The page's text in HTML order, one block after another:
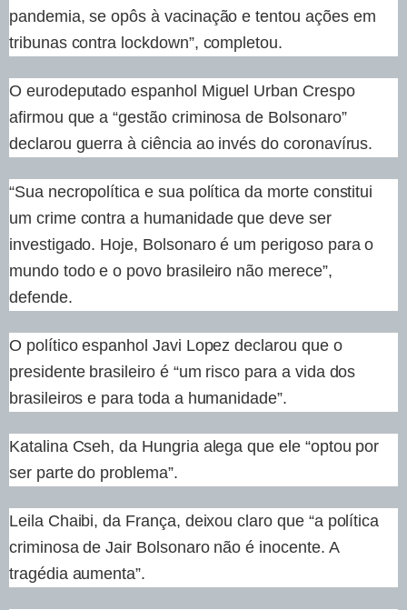
pandemia, se opôs à vacinação e tentou ações em
tribunas contra lockdown”, completou.
O eurodeputado espanhol Miguel Urban Crespo
afirmou que a “gestão criminosa de Bolsonaro”
declarou guerra à ciência ao invés do coronavírus.
“Sua necropolítica e sua política da morte constitui
um crime contra a humanidade que deve ser
investigado. Hoje, Bolsonaro é um perigoso para o
mundo todo e o povo brasileiro não merece”,
defende.
O político espanhol Javi Lopez declarou que o
presidente brasileiro é “um risco para a vida dos
brasileiros e para toda a humanidade”.
Katalina Cseh, da Hungria alega que ele “optou por
ser parte do problema”.
Leila Chaibi, da França, deixou claro que “a política
criminosa de Jair Bolsonaro não é inocente. A
tragédia aumenta”.